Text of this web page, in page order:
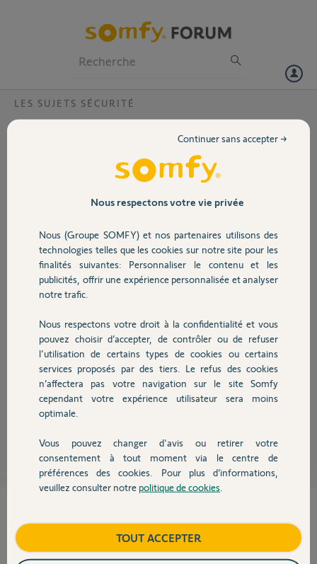
Volet
Sécurité
Domotique
Chauffage
Autres produits
Devis avec un pro
Contact
LES SUJETS SÉCURITÉ
Home alarme-non activation via badge ?
Je viens d'installer un pack Home alarme. J'ai équipes 4 badges. Je
suis bien informés lorsque les personnes quittent ou arrivent à la
maison. En revanche, l'alarme ne se déclenche pas lorsqu'il n'y a plus
Bertrand M.
il y a environ 8 ans
Participer au fil de discussion
l alarme se désactive automatiquement mais l activation se fait
manuellement ou par ifftt et la on peut programmer une activation
automatique
NON OUI
Nous respectons votre vie privée
Nous (Groupe SOMFY) et nos partenaires utilisons des
technologies telles que les cookies sur notre site pour les
finalités suivantes: Personnaliser le contenu et les
publicités, offrir une expérience personnalisée et analyser
notre trafic.
Nous respectons votre droit à la confidentialité et vous
pouvez choisir d’accepter, de contrôler ou de refuser
l'utilisation de certains types de cookies ou certains
services proposés par des tiers. Le refus des cookies
n’affectera pas votre navigation sur le site Somfy
cependant votre expérience utilisateur sera moins
optimale.
Vous pouvez changer d'avis ou retirer votre
consentement à tout moment via le centre de
préférences des cookies. Pour plus d’informations,
veuillez consulter notre politique de cookies
Continuer sans accepter →
TOUT ACCEPTER